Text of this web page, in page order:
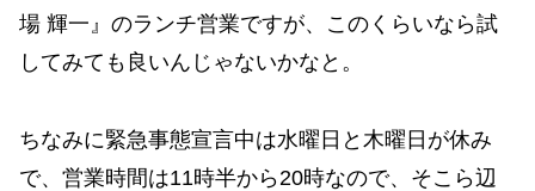
場 輝一』のランチ営業ですが、このくらいなら試
してみても良いんじゃないかなと。
ちなみに緊急事態宣言中は水曜日と木曜日が休み
で、営業時間は11時半から20時なので、そこら辺